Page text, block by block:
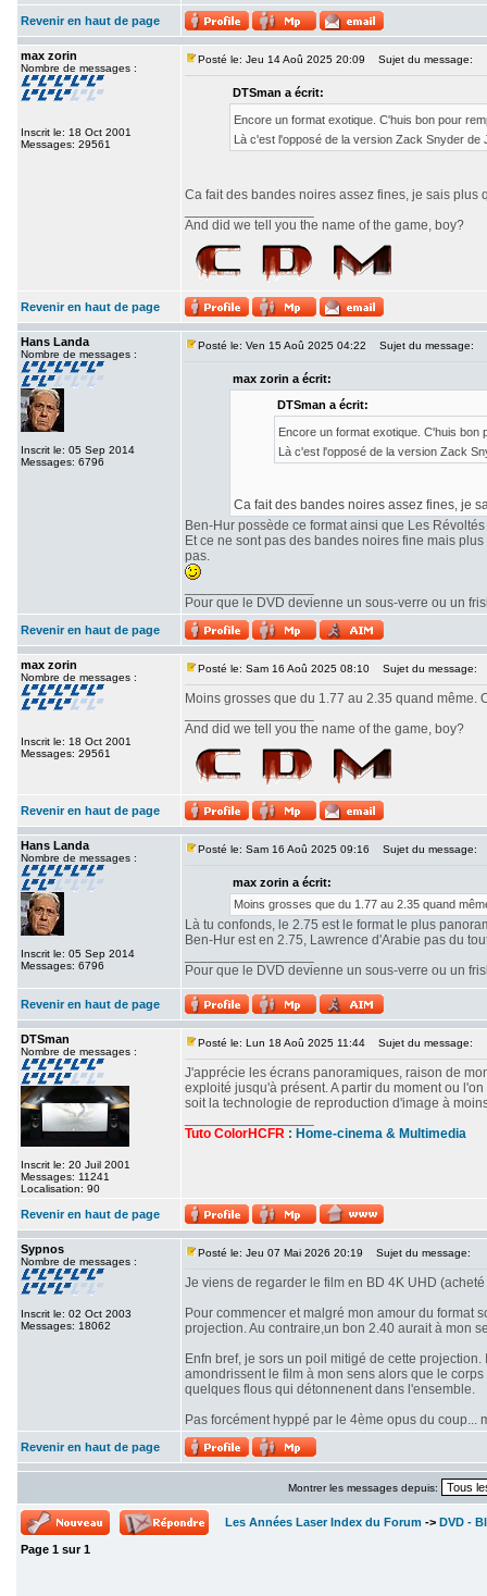
Revenir en haut de page
max zorin
Nombre de messages :
Inscrit le: 18 Oct 2001
Messages: 29561
Posté le: Jeu 14 Aoû 2025 20:09 Sujet du message:
DTSman a écrit:
Encore un format exotique. C'huis bon pour
Là c'est l'opposé de la version Zack Snyder de
Ca fait des bandes noires assez fines, je sais
And did we tell you the name of the game, boy?
Revenir en haut de page
Hans Landa
Nombre de messages :
Inscrit le: 05 Sep 2014
Messages: 6796
Posté le: Ven 15 Aoû 2025 04:22 Sujet du message:
max zorin a écrit:
DTSman a écrit:
Encore un format exotique. C'huis
Là c'est l'opposé de la version Zack
Ca fait des bandes noires assez fines, je
Ben-Hur possède ce format ainsi que Les
Et ce ne sont pas des bandes noires fine mais
pas.
Pour que le DVD devienne un sous-verre ou un
Revenir en haut de page
max zorin
Nombre de messages :
Inscrit le: 18 Oct 2001
Messages: 29561
Posté le: Sam 16 Aoû 2025 08:10 Sujet du message:
Moins grosses que du 1.77 au 2.35 quand même.
And did we tell you the name of the game, boy?
Revenir en haut de page
Hans Landa
Nombre de messages :
Inscrit le: 05 Sep 2014
Messages: 6796
Posté le: Sam 16 Aoû 2025 09:16 Sujet du message:
max zorin a écrit:
Moins grosses que du 1.77 au 2.35 quand
Là tu confonds, le 2.75 est le format le plus
Ben-Hur est en 2.75, Lawrence d'Arabie pas du
Pour que le DVD devienne un sous-verre ou un
Revenir en haut de page
DTSman
Nombre de messages :
Inscrit le: 20 Juil 2001
Messages: 11241
Localisation: 90
Posté le: Lun 18 Aoû 2025 11:44 Sujet du message:
J'apprécie les écrans panoramiques, raison de
exploité jusqu'à présent. A partir du moment ou
soit la technologie de reproduction d'image à
Tuto ColorHCFR : Home-cinema & Multimedia
Revenir en haut de page
Sypnos
Nombre de messages :
Inscrit le: 02 Oct 2003
Messages: 18062
Posté le: Jeu 07 Mai 2026 20:19 Sujet du message:
Je viens de regarder le film en BD 4K UHD
Pour commencer et malgré mon amour du format
projection. Au contraire,un bon 2.40 aurait à mon
Enfn bref, je sors un poil mitigé de cette
amondrissent le film à mon sens alors que le
quelques flous qui détonnenent dans l'ensemble.
Pas forcément hyppé par le 4ème opus du
Revenir en haut de page
Montrer les messages depuis:
Les Années Laser Index du Forum -> DVD -
Page 1 sur1